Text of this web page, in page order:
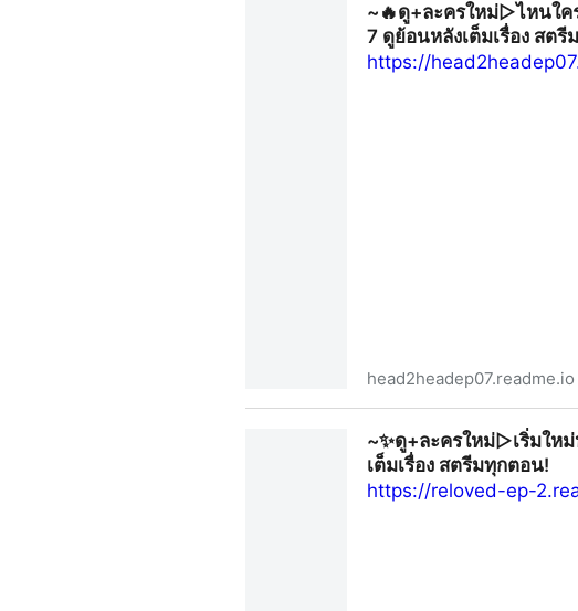
~🔥ดู+ละครใหม่▷ไหนใค
7 ดูย้อนหลังเต็มเรื่อง สต
https://
head2headep07.readme.io
เรื่อง สตรีมทุกตอน! ซีรีส์ GL ไทย 2025
~✨ดู+ละครใหม่▷เริ่มให
เต็มเรื่อง สตรีมทุกตอน!
https://reloved-ep-